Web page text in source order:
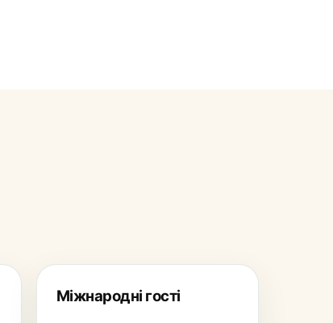
Міжнародні гості